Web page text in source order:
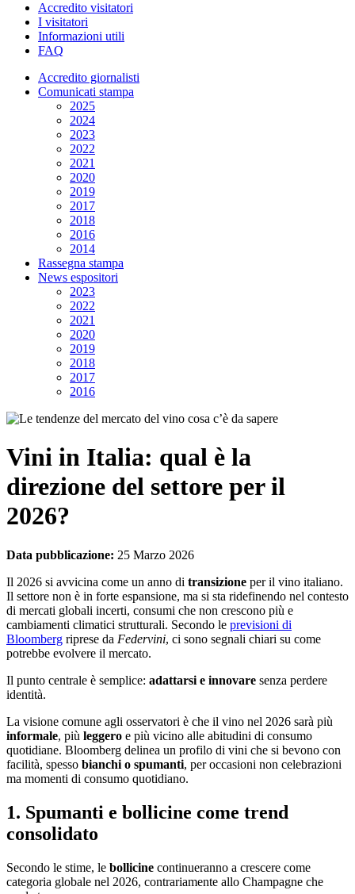
Accredito visitatori
I visitatori
Informazioni utili
FAQ
Accredito giornalisti
Comunicati stampa
2025
2024
2023
2022
2021
2020
2019
2017
2018
2016
2014
Rassegna stampa
News espositori
2023
2022
2021
2020
2019
2018
2017
2016
Vini in Italia: qual è la
direzione del settore per il
2026?
Data pubblicazione: 25 Marzo 2026
Il 2026 si avvicina come un anno di transizione per il vino italiano.
Il settore non è in forte espansione, ma si sta ridefinendo nel contesto
di mercati globali incerti, consumi che non crescono più e
cambiamenti climatici strutturali. Secondo le previsioni di
Bloomberg riprese da Federvini, ci sono segnali chiari su come
potrebbe evolvere il mercato.
Il punto centrale è semplice: adattarsi e innovare senza perdere
identità.
La visione comune agli osservatori è che il vino nel 2026 sarà più
informale, più leggero e più vicino alle abitudini di consumo
quotidiane. Bloomberg delinea un profilo di vini che si bevono con
facilità, spesso bianchi o spumanti, per occasioni non celebrazioni
ma momenti di consumo quotidiano.
1. Spumanti e bollicine come trend
consolidato
Secondo le stime, le bollicine continueranno a crescere come
categoria globale nel 2026, contrariamente allo Champagne che